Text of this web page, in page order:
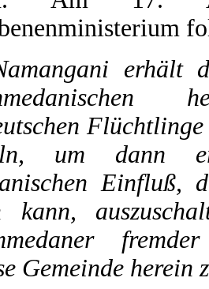
erhält
um dann
Einfluß,
kann,
Gemeinde herein